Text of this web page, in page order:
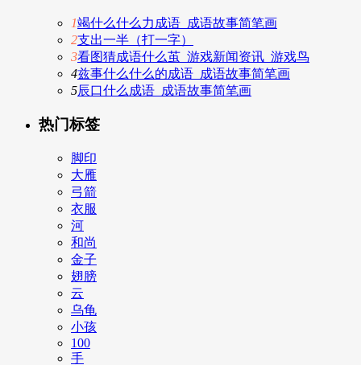
1竭什么什么力成语_成语故事简笔画
2支出一半（打一字）
3看图猜成语什么茧_游戏新闻资讯_游戏鸟
4兹事什么什么的成语_成语故事简笔画
5辰口什么成语_成语故事简笔画
热门标签
脚印
大雁
弓箭
衣服
河
和尚
金子
翅膀
云
乌龟
小孩
100
手